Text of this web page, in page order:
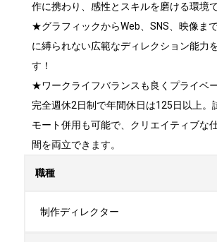
作に携わり、感性とスキルを磨ける環境で
★グラフィックからWeb、SNS、映像ま
に縛られない広範なディレクション能力
す！
★ワークライフバランスも良くプライベ
完全週休2日制で年間休日は125日以上。
モート併用も可能で、クリエイティブな
間を両立できます。
職種
制作ディレクター